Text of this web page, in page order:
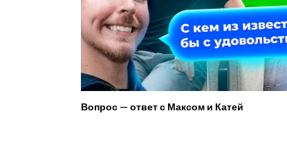
Вопрос — ответ с Максом и Катей